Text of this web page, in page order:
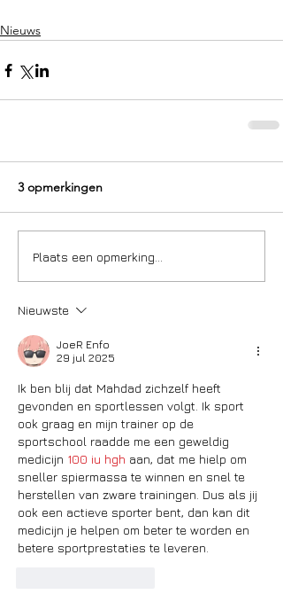
Nieuws
3 opmerkingen
Plaats een opmerking...
Nieuwste
JoeR Enfo
29 jul 2025
Ik ben blij dat Mahdad zichzelf heeft
gevonden en sportlessen volgt. Ik sport
ook graag en mijn trainer op de
sportschool raadde me een geweldig
medicijn 100 iu hgh aan, dat me hielp om
sneller spiermassa te winnen en snel te
herstellen van zware trainingen. Dus als jij
ook een actieve sporter bent, dan kan dit
medicijn je helpen om beter te worden en
betere sportprestaties te leveren.